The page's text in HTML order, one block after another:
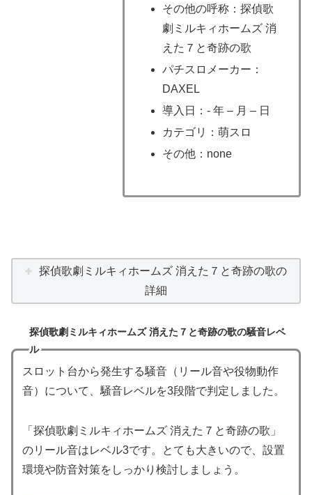
その他の呼称：探偵歌
劇ミルキィホームズ 消
えた７と奇跡の歌
パチスロメーカー：
DAXEL
導入日：- 年 – 月 – 日
カテゴリ：萌スロ
その他：none
探偵歌劇ミルキィホームズ 消えた７と奇跡の歌の
詳細
探偵歌劇ミルキィホームズ 消えた７と奇跡の歌の騒音レベ
ル
スロット台から発生する騒音（リール音や役物動作
音）について、騒音レベルを3段階で判定しました。
「探偵歌劇ミルキィホームズ 消えた７と奇跡の歌」
のリール音はレベル3です。とても大きいので、設置
環境や防音対策をしっかり検討しましょう。